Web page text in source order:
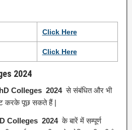
Click Here
Click Here
2024
Colleges 2024से संबंधित और भी
करके पूछ सकते हैं |
Colleges 2024के बारें में सम्पूर्ण